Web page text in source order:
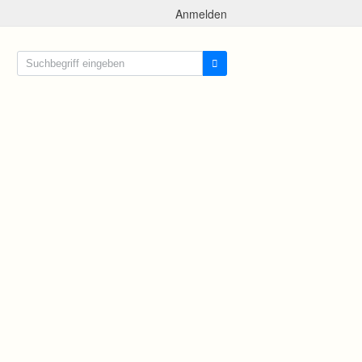
Anmelden